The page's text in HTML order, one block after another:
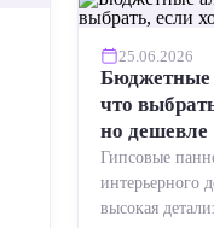
25.06.2026
Бюджетные
что
но дешевле
Гипсовые
интерьерного
высокая